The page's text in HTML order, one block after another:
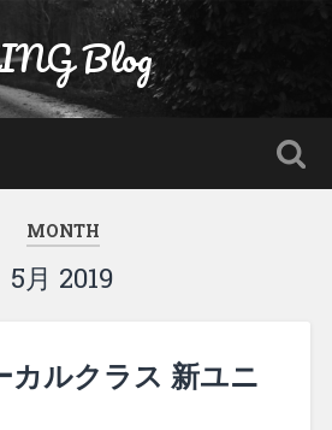
Blog
MONTH
5月 2019
カルクラス 新ユニ